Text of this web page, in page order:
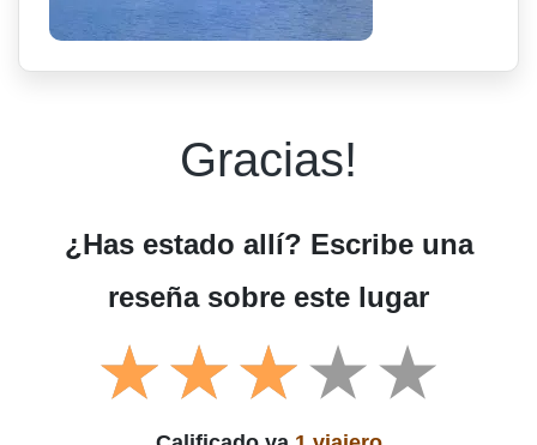
Gracias!
¿Has estado allí? Escribe una
reseña sobre este lugar